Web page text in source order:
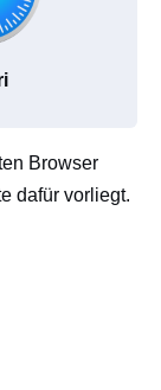
Browser
dafür vorliegt.